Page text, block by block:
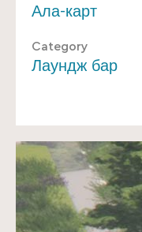
Ала-карт
Category
Лаундж бар